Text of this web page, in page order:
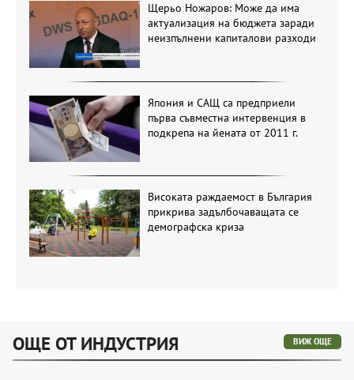
Щерьо Ножаров: Може да има
актуализация на бюджета заради
неизпълнени капиталови разходи
Япония и САЩ са предприели
първа съвместна интервенция в
подкрепа на йената от 2011 г.
Високата раждаемост в България
прикрива задълбочаващата се
демографска криза
ОЩЕ ОТ ИНДУСТРИЯ ВИЖ ОЩЕ